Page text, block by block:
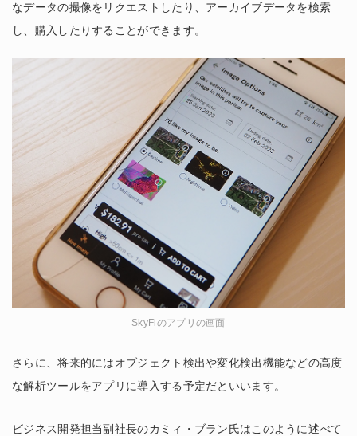
なデータの撮像をリクエストしたり、アーカイブデータを検索
し、購入したりすることができます。
SkyFiのアプリの画面
さらに、将来的にはオブジェクト検出や変化検出機能などの高度
な解析ツールをアプリに導入する予定だといいます。
ビジネス開発担当副社長のカミィ・ブラン氏はこのように述べて